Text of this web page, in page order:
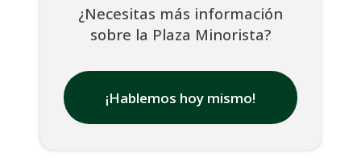
¿Necesitas más información
sobre la Plaza Minorista?
¡Hablemos hoy mismo!